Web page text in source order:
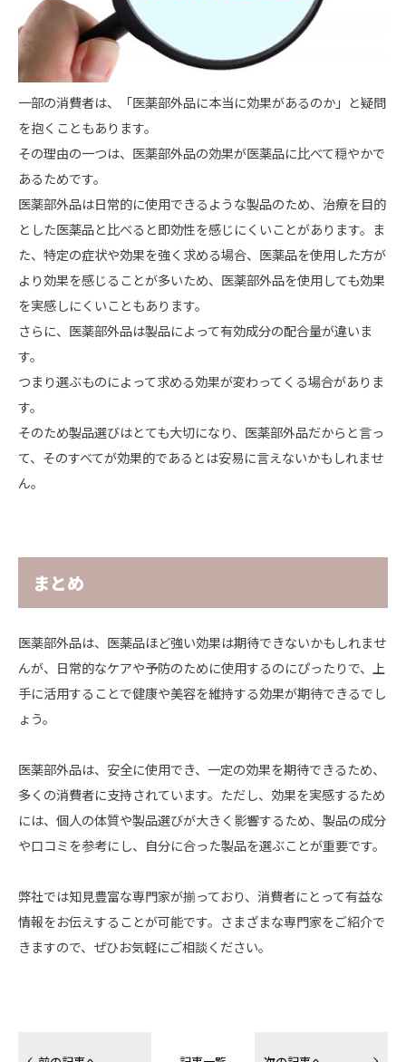
一部の消費者は、「医薬部外品に本当に効果があるのか」と疑問
を抱くこともあります。
その理由の一つは、医薬部外品の効果が医薬品に比べて穏やかで
あるためです。
医薬部外品は日常的に使用できるような製品のため、治療を目的
とした医薬品と比べると即効性を感じにくいことがあります。 ま
た、特定の症状や効果を強く求める場合、医薬品を使用した方が
より効果を感じることが多いため、医薬部外品を使用しても効果
を実感しにくいこともあります。
さらに、医薬部外品は製品によって有効成分の配合量が違いま
す。
つまり選ぶものによって求める効果が変わってくる場合がありま
す。
そのため製品選びはとても大切になり、医薬部外品だからと言っ
て、 そのすべてが効果的であるとは安易に言えないかもしれませ
ん。
まとめ
医薬部外品は、医薬品ほど強い効果は期待できないかもしれませ
んが、 日常的なケアや予防のために使用するのにぴったりで、上
手に活用することで健康や美容を維持する効果が期待できるでし
ょう。
医薬部外品は、安全に使用でき、一定の効果を期待できるため、
多くの消費者に支持されています。 ただし、効果を実感するため
には、個人の体質や製品選びが大きく影響するため、製品の成分
や口コミを参考にし、自分に合った製品を選ぶことが重要です。
弊社では知見豊富な専門家が揃っており、消費者にとって有益な
情報をお伝えすることが可能です。 さまざまな専門家をご紹介で
きますので、ぜひお気軽にご相談ください。